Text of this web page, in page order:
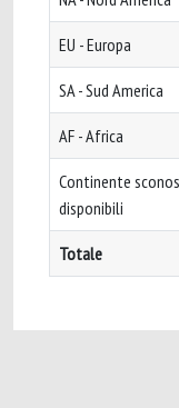
EU - Europa
SA - Sud America
AF - Africa
Continente
disponibili
Totale